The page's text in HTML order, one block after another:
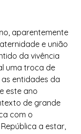
aparentemente
e união
da vivência
uma troca de
entidades da
este ano
de grande
com o
a estar,